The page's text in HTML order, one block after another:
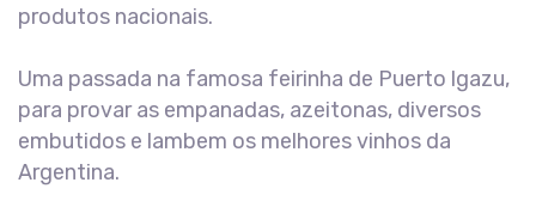
produtos nacionais.
Uma passada na famosa feirinha de Puerto lgazu,
para provar as empanadas, azeitonas, diversos
embutidos e lambem os melhores vinhos da
Argentina.